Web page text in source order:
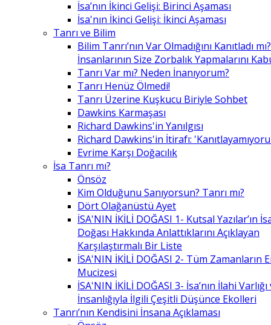
İsa’nın İkinci Gelişi: Birinci Aşaması
İsa'nın İkinci Gelişi: İkinci Aşaması
Tanrı ve Bilim
Bilim Tanrı’nın Var Olmadığını Kanıtladı
İnsanlarının Size Zorbalık Yapmalarını
Tanrı Var mı? Neden İnanıyorum?
Tanrı Henüz Ölmedi!
Tanrı Üzerine Kuşkucu Biriyle Sohbet
Dawkins Karmaşası
Richard Dawkins'in Yanılgısı
Richard Dawkins'in İtirafı:
Evrime Karşı Doğacılık
İsa Tanrı mı?
Önsöz
Kim Olduğunu Sanıyorsun? Tanrı mı?
Dört Olağanüstü Ayet
İSA'NIN İKİLİ DOĞASI 1- Kutsal Yazılar’ın
Doğası Hakkında Anlattıklarını Açıklayan
Karşılaştırmalı Bir Liste
İSA'NIN İKİLİ DOĞASI 2- Tüm Zamanların
Mucizesi
İSA'NIN İKİLİ DOĞASI 3- İsa’nın İlahi Varlığı
İnsanlığıyla İlgili Çeşitli Düşünce Ekolleri
Tanrı’nın Kendisini İnsana Açıklaması